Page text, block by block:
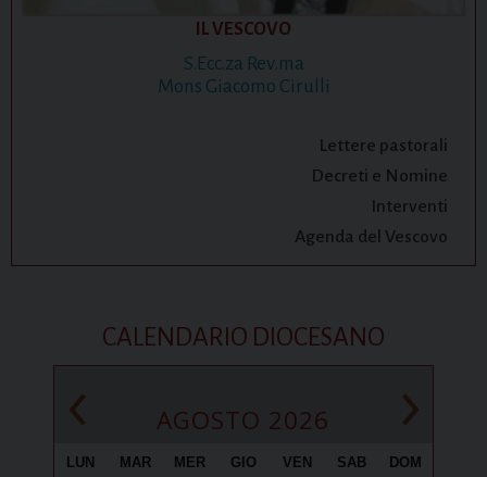
IL VESCOVO
S.Ecc.za Rev.ma
Mons Giacomo Cirulli
Lettere pastorali
Decreti e Nomine
Interventi
Agenda del Vescovo
CALENDARIO DIOCESANO
‹ AGOSTO 2026 ›
LUN MAR MER GIO VEN SAB DOM